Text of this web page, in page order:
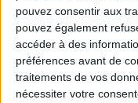
pouvez consentir aux
pouvez également
accéder à des
préférences avant de
traitements de vos
nécessiter votre
la vie économique,
d’exercice libéral
Fonds libéral, ainsi
l’intelligence
professionnelles.